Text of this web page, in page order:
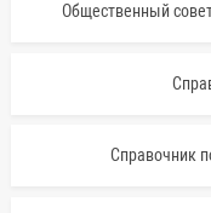
Общественный
Справочник